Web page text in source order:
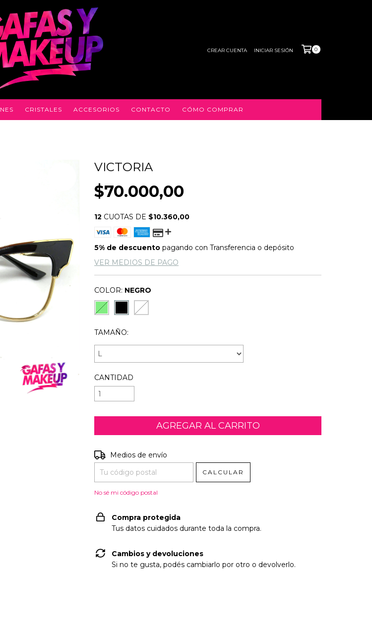
CREAR CUENTA INICIAR SESIÓN 0
CRISTALES ACCESORIOS CONTACTO CÓMO COMPRAR
VICTORIA
$70.000,00
12 CUOTAS DE $10.360,00
5% de descuento pagando con Transferencia o depósito
VER MEDIOS DE PAGO
COLOR: NEGRO
TAMAÑO:
CANTIDAD
Entregas para el CP:
Medios de envío
CALCULAR
No sé mi código postal
Compra protegida
Tus datos cuidados durante toda la compra.
Cambios y devoluciones
Si no te gusta, podés cambiarlo por otro o devolverlo.